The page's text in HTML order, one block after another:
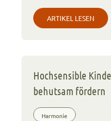
ARTIKEL LESEN
Hochsensible
behutsam fördern
Harmonie